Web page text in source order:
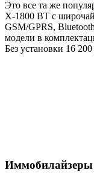
Это все та же
X-1800 BT с
GSM/GPRS,
модели в
Без установки 16 200